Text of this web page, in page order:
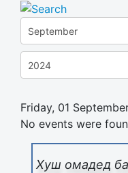
Хуш омадед
Friday, 01
No events were